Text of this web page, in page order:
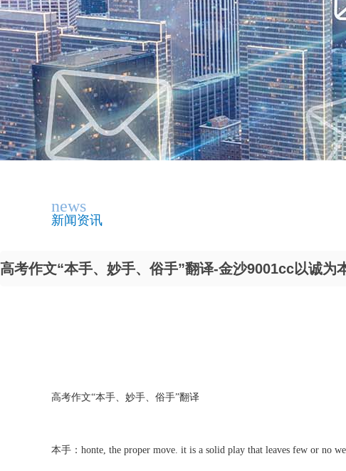
news
新闻资讯
高考作文“本手、妙手、俗手”翻译-金沙9001cc以诚为
高考作文“本手、妙手、俗手”翻译
本手：honte, the proper move. it is a solid play that leaves few or no